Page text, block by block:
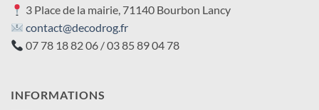
3 Place de la mairie, 71140 Bourbon Lancy
contact@decodrog.fr
07 78 18 82 06 / 03 85 89 04 78
INFORMATIONS